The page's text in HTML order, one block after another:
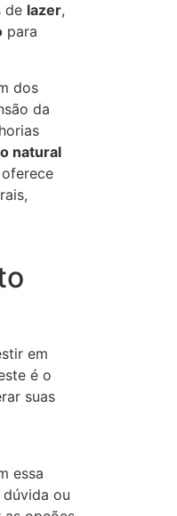
de lazer,
para
dos
da
natural
em
é o
suas
essa
ou